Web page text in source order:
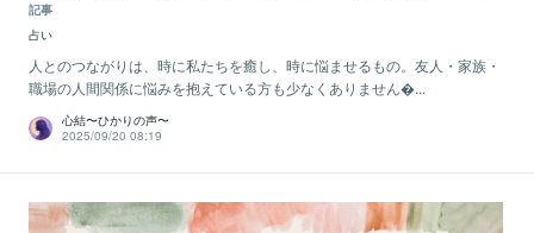
記事
占い
人とのつながりは、時に私たちを癒し、時に悩ませるもの。友人・家族・
職場の人間関係に悩みを抱えている方も少なくありません...
心結〜ひかりの声〜
2025/09/20 08:19